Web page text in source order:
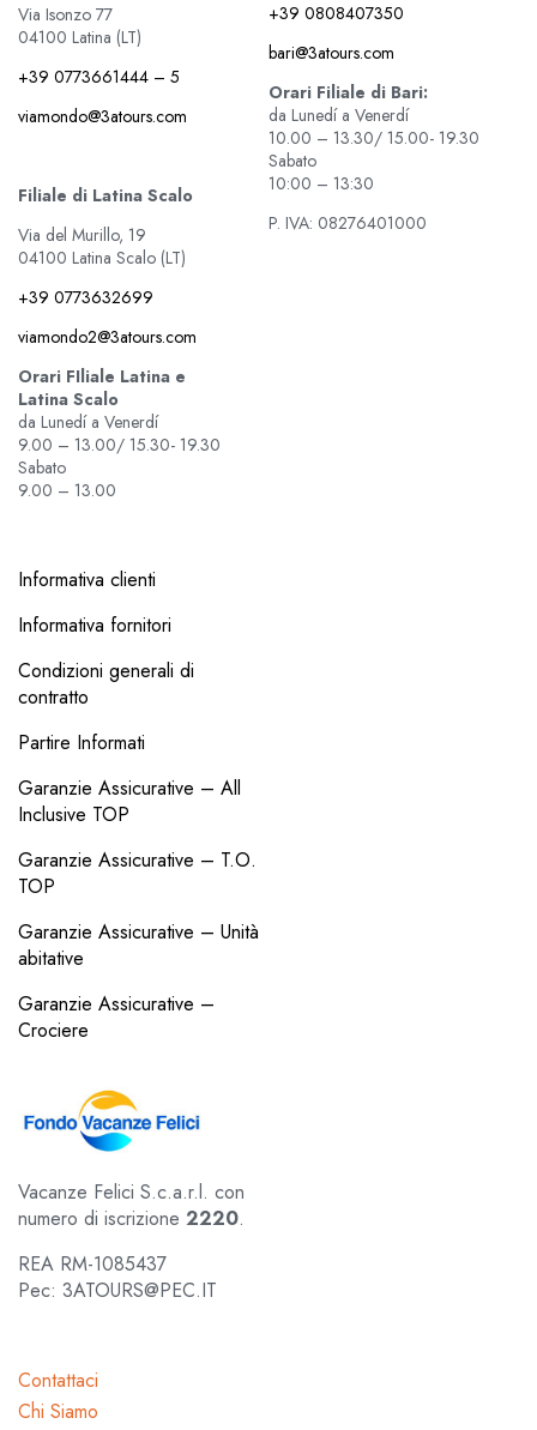
Via Isonzo 77
04100 Latina (LT)
+39 0773661444 – 5
viamondo@3atours.com
Filiale di Latina Scalo
Via del Murillo, 19
04100 Latina Scalo (LT)
+39 0773632699
viamondo2@3atours.com
Orari FIliale Latina e
Latina Scalo
da Lunedí a Venerdí
9.00 – 13.00/ 15.30- 19.30
Sabato
9.00 – 13.00
+39 0808407350
bari@3atours.com
Orari Filiale di Bari:
da Lunedí a Venerdí
10.00 – 13.30/ 15.00- 19.30
Sabato
10:00 – 13:30
P. IVA: 08276401000
Informativa clienti
Informativa fornitori
Condizioni generali di
contratto
Partire Informati
Garanzie Assicurative – All
Inclusive TOP
Garanzie Assicurative – T.O.
TOP
Garanzie Assicurative – Unità
abitative
Garanzie Assicurative –
Crociere
Vacanze Felici S.c.a.r.l. con
numero di iscrizione 2220.
REA RM-1085437
Pec: 3ATOURS@PEC.IT
Contattaci
Chi Siamo